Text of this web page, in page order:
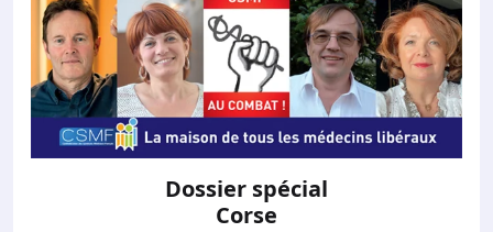
Dossier spécial
Corse